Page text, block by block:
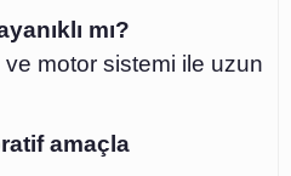
mı?
motor sistemi ile uzun
amaçla